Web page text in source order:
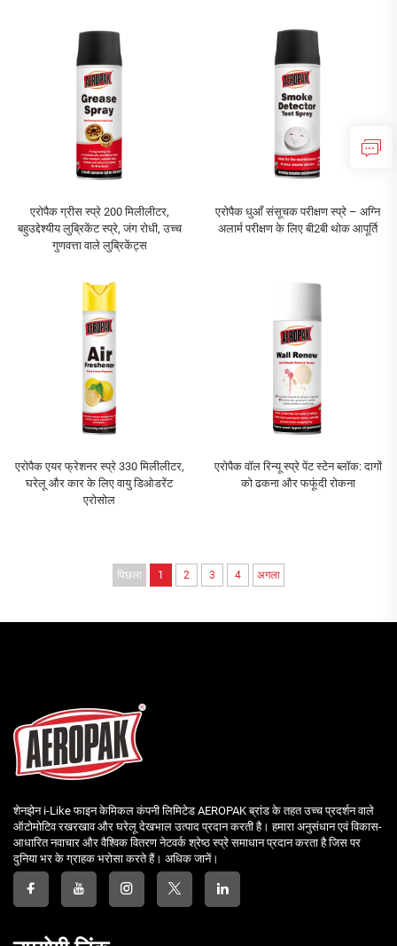
एरोपैक ग्रीस स्प्रे 200 मिलीलीटर,
बहुउद्देश्यीय लुब्रिकेंट स्प्रे, जंग रोधी, उच्च
गुणवत्ता वाले लुब्रिकेंट्स
एरोपैक धुआँ संसूचक परीक्षण स्प्रे – अग्नि
अलार्म परीक्षण के लिए बी2बी थोक आपूर्ति
एरोपैक एयर फ्रेशनर स्प्रे 330 मिलीलीटर,
घरेलू और कार के लिए वायु डिओडरेंट
एरोसोल
एरोपैक वॉल रिन्यू स्प्रे पेंट स्टेन ब्लॉक: दागों
को ढकना और फफूंदी रोकना
पिछला 1 2 3 4 अगला
शेनझेन i-Like फाइन केमिकल कंपनी लिमिटेड AEROPAK ब्रांड के तहत उच्च प्रदर्शन वाले
ऑटोमोटिव रखरखाव और घरेलू देखभाल उत्पाद प्रदान करती है। हमारा अनुसंधान एवं विकास-
आधारित नवाचार और वैश्विक वितरण नेटवर्क श्रेष्ठ स्प्रे समाधान प्रदान करता है जिस पर
दुनिया भर के ग्राहक भरोसा करते हैं। अधिक जानें।